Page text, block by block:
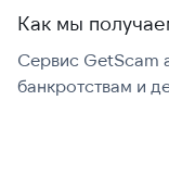
Как мы
Сервис GetScam
банкротствам и